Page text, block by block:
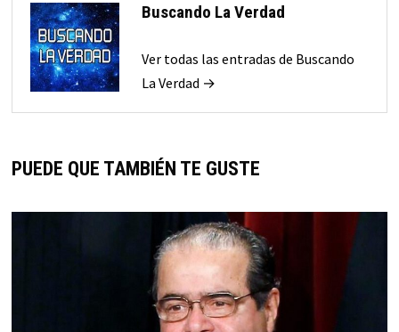
Buscando La Verdad
Ver todas las entradas de Buscando
La Verdad →
PUEDE QUE TAMBIÉN TE GUSTE